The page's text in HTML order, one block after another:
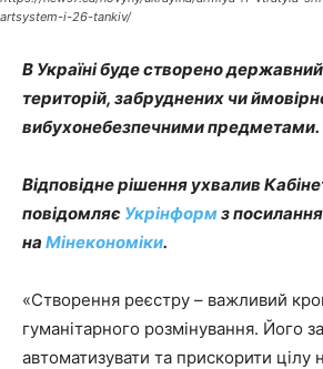
artsystem-i-26-tankiv/
В Україні буде створено
територій, забруднених чи
вибухонебезпечними предметами.
Відповідне рішення ухвалив
повідомляє Укрінформз
на Мінекономіки.
«Створення реєстру – важливий
гуманітарного розмінування. Його
автоматизувати та прискорити цілу